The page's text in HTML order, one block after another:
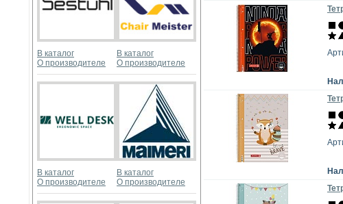
В каталог
О производителе
В каталог
О производителе
В каталог
О производителе
В каталог
О производителе